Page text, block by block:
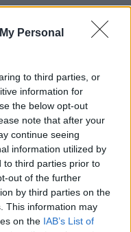
Personal
to third parties, or
information for
the below opt-out
note that after your
continue seeing
information utilized by
to third parties prior to
out of the further
by third parties on the
This information may
on the IAB’s List of
kód a Zlatá maska
I jednotlivce pro montáž
Prachatice)
- východ)
spolupráci (Suchdol, Praha)
sever)